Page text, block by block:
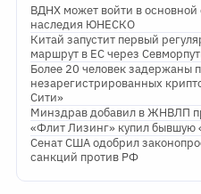
ВДНХ может войти в
наследия ЮНЕСКО
Китай запустит первый
маршрут в ЕС через
Более 20 человек задержаны
незарегистрированных
Сити»
Минздрав добавил в ЖНВЛП
«Флит Лизинг» купил бывшую
Сенат США одобрил
санкций против РФ